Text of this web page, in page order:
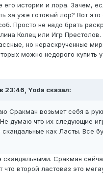
его истории и лора. Зачем,
за уже готовый лор? Вот
Просто не надо брать
Колец или Игр Престолов.
но нераскрученные
можно недорого купить
23:46, Yoda сказал:
Сракман возьмет себя в
думаю что их следующие
скандальные как Ласты. Все
скандальными. Сракман
что второй ластоваз это